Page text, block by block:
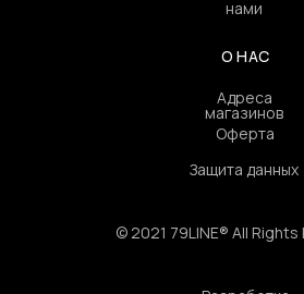
О НАС
нами
Адреса
магазинов
Оферта
Защита данных
© 2021 79LINE® All